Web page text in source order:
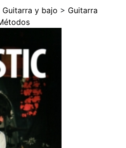
Guitarra y bajo > Guitarra